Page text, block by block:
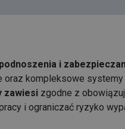
i
oraz kompleksowe
zawiesi zgodne z
i ograniczać ryzyko